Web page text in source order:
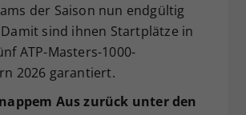
der Saison nun endgültig
sind ihnen Startplätze in
ATP-Masters-1000-
2026 garantiert.
Aus zurück unter den